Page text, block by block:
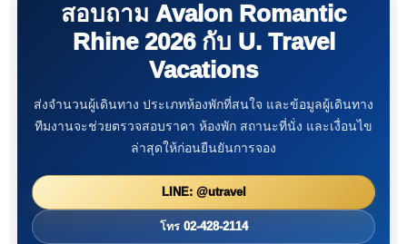
สอบถาม Avalon Romantic
Rhine 2026 กับ U. Travel
Vacations
ส่งจำนวนผู้เดินทาง ประเภทห้องพักที่สนใจ และข้อมูลผู้เดินทาง
ทีมงานจะช่วยตรวจสอบราคา ห้องพัก สถานะที่นั่ง และเงื่อนไข
ล่าสุดให้ก่อนยืนยันการจอง
LINE: @utravel
โทร 02-428-2114